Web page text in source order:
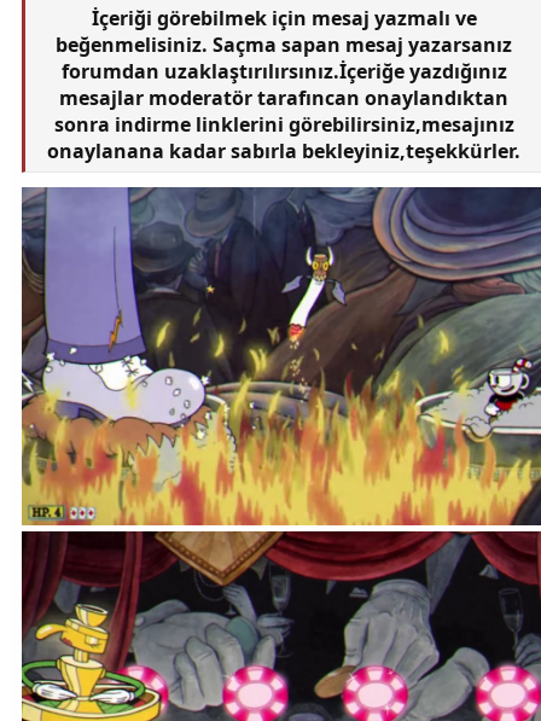
İçeriği görebilmek için mesaj yazmalı ve
beğenmelisiniz. Saçma sapan mesaj yazarsanız
forumdan uzaklaştırılırsınız.İçeriğe yazdığınız
mesajlar moderatör tarafıncan onaylandıktan
sonra indirme linklerini görebilirsiniz,mesajınız
onaylanana kadar sabırla bekleyiniz,teşekkürler.